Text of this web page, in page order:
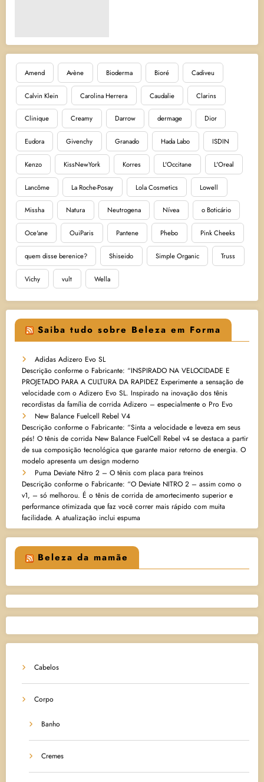
Amend Avène Bioderma Bioré Cadiveu
Calvin Klein Carolina Herrera Caudalie Clarins
Clinique Creamy Darrow dermage Dior
Eudora Givenchy Granado Hada Labo ISDIN
Kenzo KissNewYork Korres L'Occitane L'Oreal
Lancôme La Roche-Posay Lola Cosmetics Lowell
Missha Natura Neutrogena Nívea o Boticário
Oce'ane OuiParis Pantene Phebo Pink Cheeks
quem disse berenice? Shiseido Simple Organic Truss
Vichy vult Wella
Saiba tudo sobre Beleza em Forma
Adidas Adizero Evo SL
Descrição conforme o Fabricante: “INSPIRADO NA VELOCIDADE E
PROJETADO PARA A CULTURA DA RAPIDEZ Experimente a sensação de
velocidade com o Adizero Evo SL. Inspirado na inovação dos tênis
recordistas da família de corrida Adizero – especialmente o Pro Evo
New Balance Fuelcell Rebel V4
Descrição conforme o Fabricante: “Sinta a velocidade e leveza em seus
pés! O tênis de corrida New Balance FuelCell Rebel v4 se destaca a partir
de sua composição tecnológica que garante maior retorno de energia. O
modelo apresenta um design moderno
Puma Deviate Nitro 2 – O tênis com placa para treinos
Descrição conforme o Fabricante: “O Deviate NITRO 2 – assim como o
v1, – só melhorou. É o tênis de corrida de amortecimento superior e
performance otimizada que faz você correr mais rápido com muita
facilidade. A atualização inclui espuma
Beleza da mamãe
Cabelos
Corpo
Banho
Cremes